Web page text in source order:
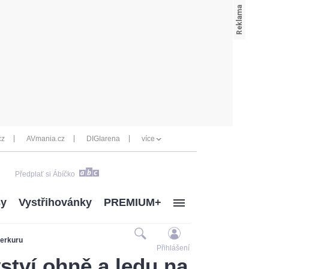
AVmania.cz DIGIarena více
Předplať si Ábíčko
Vystřihovánky PREMIUM+
Přihlášení